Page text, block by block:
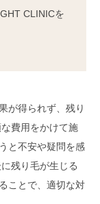
CLINICを
が得られず、残り
費用をかけて施
と不安や疑問を感
残り毛が生じる
ことで、適切な対